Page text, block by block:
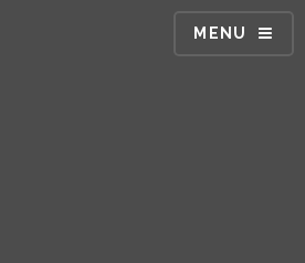
MENU